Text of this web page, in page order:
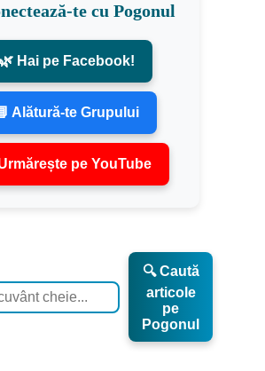
te cu Pogonul
🌿 Hai pe Facebook!
Alătură-te Grupului
pe YouTube
🔍 Caută
articole
pe
Pogonul